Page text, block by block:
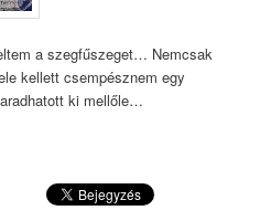
a szegfűszeget… Nemcsak
kellett csempésznem egy
ki mellőle…